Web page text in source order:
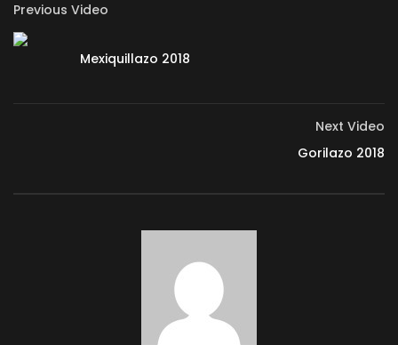
Previous Video
Mexiquillazo 2018
Next Video
Gorilazo 2018